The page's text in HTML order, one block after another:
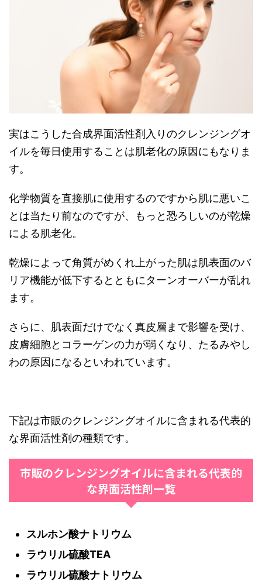
実はこうした合成界面活性剤入りのクレンジングオ
イルを毎日使用することは肌老化の原因にもなりま
す。
化学物質を直接肌に使用するのですから肌に悪いこ
とは当たり前なのですが、もっと恐ろしいのが乾燥
による肌老化。
乾燥によって角質がめくれ上がった肌は肌表面のバ
リア機能が低下するとともにターンオーバーが乱れ
ます。
さらに、肌表面だけでなく真皮層まで影響を受け、
皮膚細胞とコラーゲンの力が弱くなり、たるみやし
わの原因になるといわれています。
下記は市販のクレンジングオイルに含まれる代表的
な界面活性剤の種類です。
市販のクレンジングオイルに含まれる代表的
な界面活性剤一覧
スルホン酸ナトリウム
ラウリル硫酸TEA
ラウリル硫酸ナトリウム